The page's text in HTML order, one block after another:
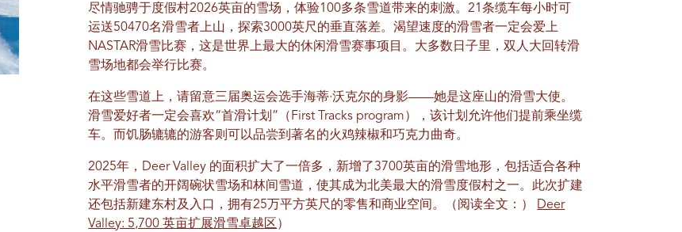
尽情驰骋于度假村2026英亩的雪场，体验100多条雪道带来的刺激。21条缆车每小时可
运送50470名滑雪者上山，探索3000英尺的垂直落差。渴望速度的滑雪者一定会爱上
NASTAR滑雪比赛，这是世界上最大的休闲滑雪赛事项目。大多数日子里，双人大回转滑
雪场地都会举行比赛。
在这些雪道上，请留意三届奥运会选手海蒂·沃克尔的身影——她是这座山的滑雪大使。
滑雪爱好者一定会喜欢“首滑计划”（First Tracks program），该计划允许他们提前乘坐缆
车。而饥肠辘辘的游客则可以品尝到著名的火鸡辣椒和巧克力曲奇。
2025年，Deer Valley 的面积扩大了一倍多，新增了3700英亩的滑雪地形，包括适合各种
水平滑雪者的开阔碗状雪场和林间雪道，使其成为北美最大的滑雪度假村之一。此次扩建
还包括新建东村及入口，拥有25万平方英尺的零售和商业空间。（阅读全文：）
Deer
Valley: 5,700 英亩扩展滑雪卓越区 ）